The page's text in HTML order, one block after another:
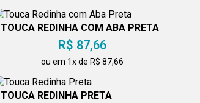
TOUCA REDINHA COM ABA PRETA
R$ 87,66
ou em 1x de R$ 87,66
TOUCA REDINHA PRETA